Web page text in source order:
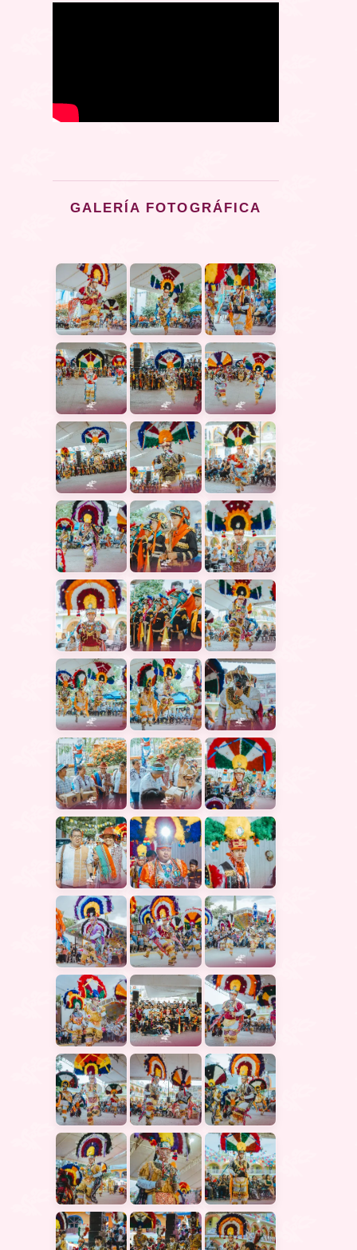
GALERÍA FOTOGRÁFICA